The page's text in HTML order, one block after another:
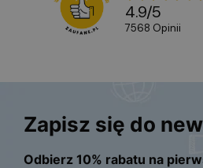
4.9/5
7568 opinii
Zapisz się do
Odbierz 10% rabatu na